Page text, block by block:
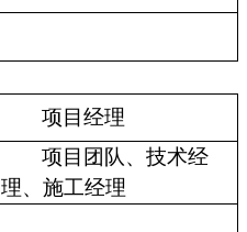
项目经理
项目团队、技术经
理、施工经理